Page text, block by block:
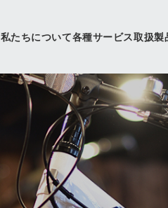
私たちについて各種サービス取扱製